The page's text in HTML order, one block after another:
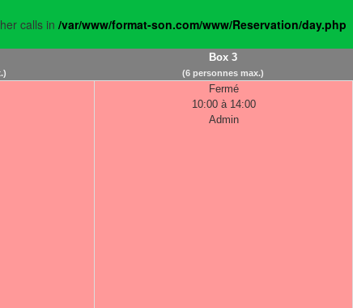
calls in /var/www/format-son.com/www/Reservation/day.php
Box 3
(6 personnes max.)
Fermé
10:00 à 14:00
Admin